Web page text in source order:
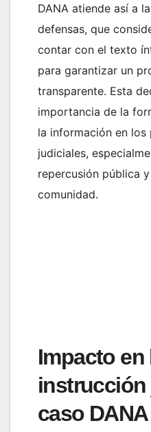
DANA atiende así a
defensas, que
contar con el texto
para garantizar un
transparente. Esta
importancia de la
la información en
judiciales,
repercusión pública
comunidad.
Impacto en
instrucción
caso DANA